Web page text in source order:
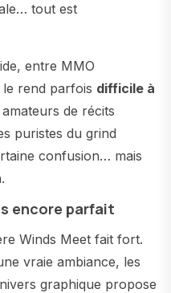
tout est
entre MMO
rend parfois difficile à
de récits
puristes du grind
confusion… mais
encore parfait
Winds Meet fait fort.
vraie ambiance, les
graphique propose